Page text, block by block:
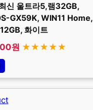
신 울트라5,램32GB,
GX59K, WIN11 Home,
화이트
원 ★★★★★